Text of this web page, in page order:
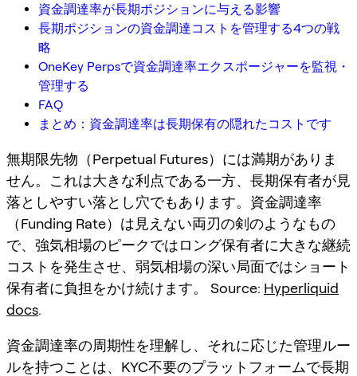
資金調達率が長期ポジションに与える影響
長期ポジションの資金調達コストを管理する4つの戦
略
OneKey Perpsで資金調達率エクスポージャーを監視・
管理する
FAQ
まとめ：資金調達率は長期保有の隠れたコストです
無期限先物（Perpetual Futures）には満期がありま
せん。これは大きな利点である一方、長期保有者が見
落としやすい落とし穴でもあります。資金調達率
（Funding Rate）は見えない両刃の剣のようなもの
で、強気相場のピークではロング保有者に大きな継続
コストを発生させ、弱気相場の深い局面ではショート
保有者に負担をかけ続けます。 Source: Hyperliquid
docs.
資金調達率の周期性を理解し、それに応じた管理ルー
ルを持つことは、KYC不要のプラットフォームで長期